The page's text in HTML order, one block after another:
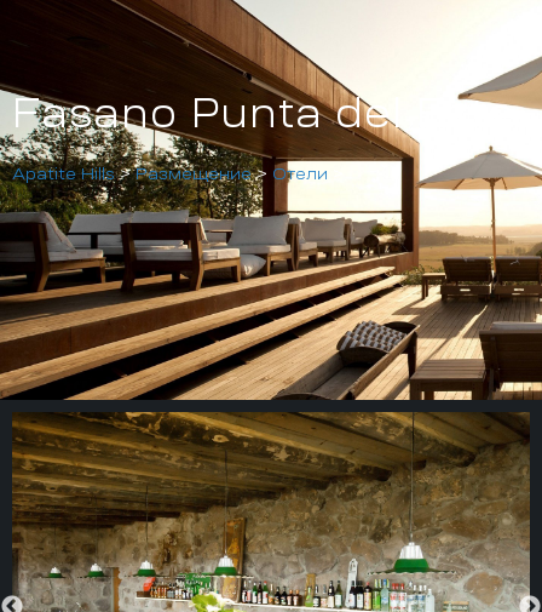
Fasano Punta del Este
Apatite Hills>Размещение> Отели